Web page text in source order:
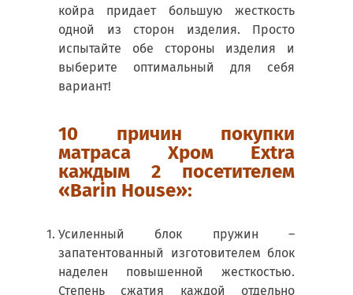
койра придает большую жесткость
одной из сторон изделия. Просто
испытайте обе стороны изделия и
выберите оптимальный для себя
вариант!
10 причин покупки
матраса Хром Extra
каждым 2 посетителем
«Barin House»:
Усиленный блок пружин –
запатентованный изготовителем блок
наделен повышенной жесткостью.
Степень сжатия каждой отдельно